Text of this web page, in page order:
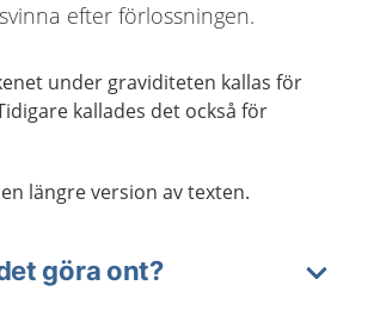
efter förlossningen.
under graviditeten kallas för
kallades det också för
längre version av texten.
göra ont?